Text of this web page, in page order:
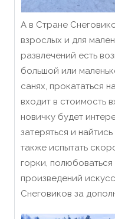
А в Стране
взрослых и для
развлечений есть
большой или
санях, прокататься
входит в стоимость
новичку будет
затеряться и
также испытать
горки,
произведений
Снеговиков за